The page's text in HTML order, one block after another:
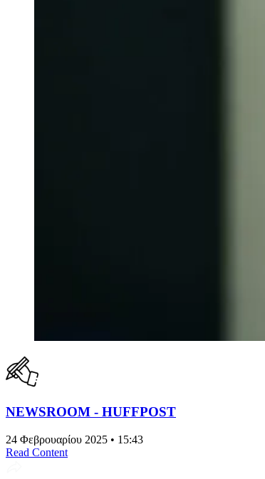
NEWSROOM - HUFFPOST
24 Φεβρουαρίου 2025 • 15:43
Read Content